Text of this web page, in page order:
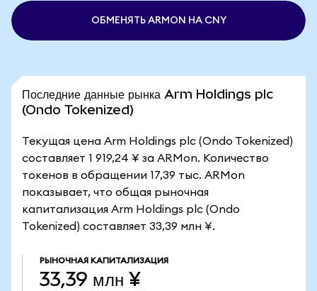
ОБМЕНЯТЬ ARMON НА CNY
Последние данные рынка Arm Holdings plc
(Ondo Tokenized)
Текущая цена Arm Holdings plc (Ondo Tokenized)
составляет 1 919,24 ¥ за ARMon. Количество
токенов в обращении 17,39 тыс. ARMon
показывает, что общая рыночная
капитализация Arm Holdings plc (Ondo
Tokenized) составляет 33,39 млн ¥.
РЫНОЧНАЯ КАПИТАЛИЗАЦИЯ
33,39 млн ¥